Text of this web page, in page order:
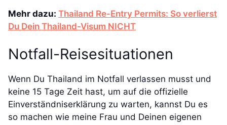
Mehr dazu: Thailand Re-Entry Permits: So verlierst
Du Dein Thailand-Visum NICHT
Notfall-Reisesituationen
Wenn Du Thailand im Notfall verlassen musst und
keine 15 Tage Zeit hast, um auf die offizielle
Einverständniserklärung zu warten, kannst Du es
so machen wie meine Frau und Deinen eigenen